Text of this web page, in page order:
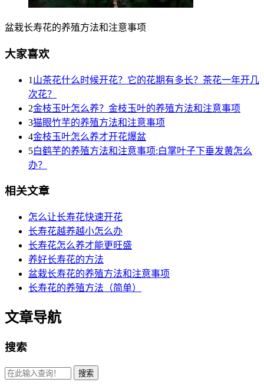
盆栽长寿花的养殖方法和注意事项
大家喜欢
1 山茶花什么时候开花？它的花期有多长？茶花一年开几
次花？
2金枝玉叶怎么养？金枝玉叶的养殖方法和注意事项
3猫眼竹芋的养殖方法和注意事项
4金枝玉叶怎么养才开花爆盆
5白鹤芋的养殖方法和注意事项:白掌叶子下垂发黄怎么
办？
相关文章
怎么让长寿花快速开花
长寿花越养越小怎么办
长寿花怎么养才能更旺盛
养好长寿花的方法
盆栽长寿花的养殖方法和注意事项
长寿花的养殖方法（简单）
文章导航
搜索